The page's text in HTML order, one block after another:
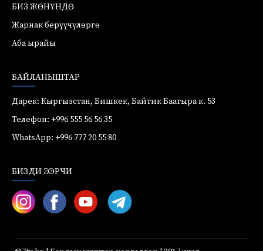
БИЗ ЖӨНҮНДӨ
Жарнак берүүчүлөргө
Аба ырайы
БАЙЛАНЫШТАР
Дарек: Кыргызстан, Бишкек, Байтик Баатыра к. 53
Телефон: +996 555 56 56 35
WhatsApp: +996 777 20 55 80
БИЗДИ ЭЭРЧИ